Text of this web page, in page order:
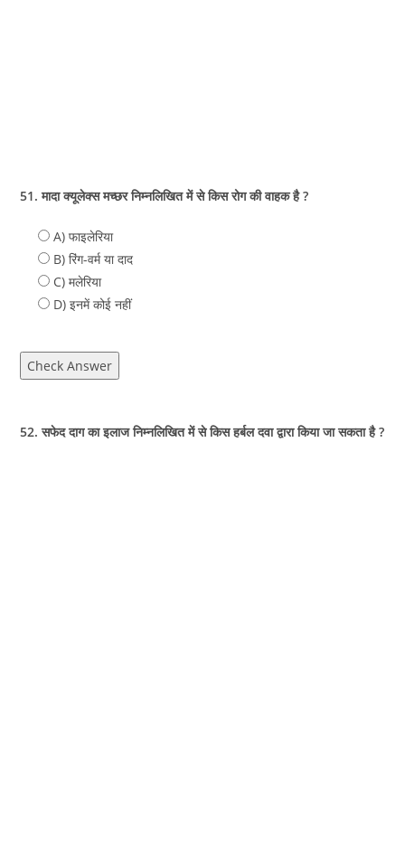
51. मादा क्यूलेक्स मच्छर निम्नलिखित में से किस रोग की वाहक है ?
A) फाइलेरिया
B) रिंग-वर्म या दाद
C) मलेरिया
D) इनमें कोई नहीं
Check Answer
52. सफेद दाग का इलाज निम्नलिखित में से किस हर्बल दवा द्वारा किया जा सकता है ?